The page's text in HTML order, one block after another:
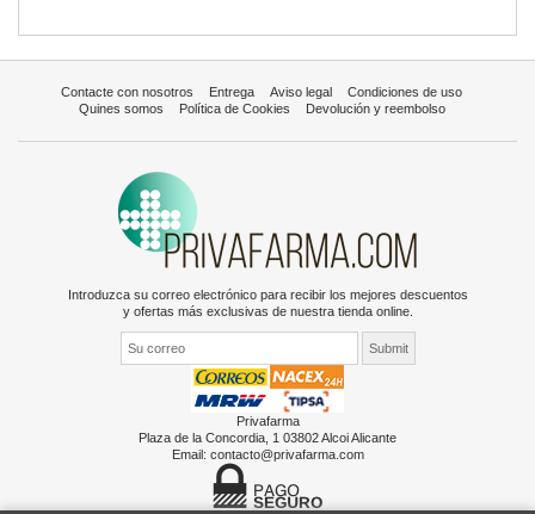
Contacte con nosotros Entrega Aviso legal
Condiciones de uso
Quines somos
Política de Cookies Devolución y reembolso
Introduzca su correo electrónico para recibir los mejores descuentos
y ofertas más exclusivas de nuestra tienda online.
Privafarma
Plaza de la Concordia, 1 03802 Alcoi Alicante
Email: contacto@privafarma.com